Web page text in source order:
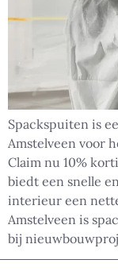
Spackspuiten is
Amstelveen voor
Claim nu 10%
biedt een snelle
interieur een
Amstelveen is
bij